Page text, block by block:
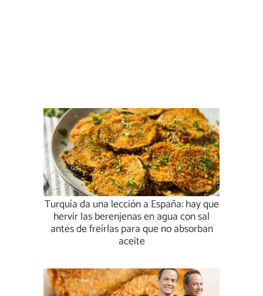
Turquía da una lección a España: hay que
hervir las berenjenas en agua con sal
antes de freírlas para que no absorban
aceite